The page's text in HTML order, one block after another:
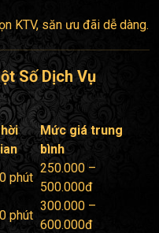
KTV, săn ưu đãi dễ dàng.
Số Dịch Vụ
Mức giá trung
bình
phút
250.000 –
500.000đ
phút
300.000 –
600.000đ